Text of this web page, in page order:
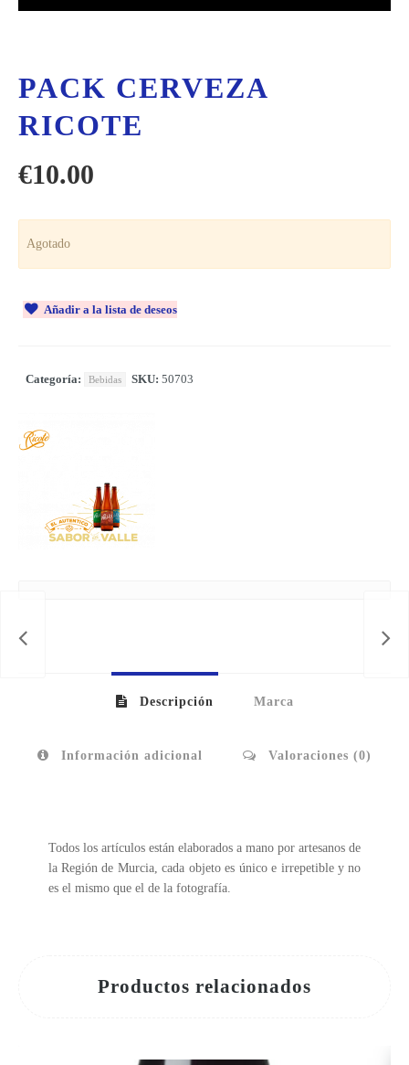
PACK CERVEZA
RICOTE
€10.00
Agotado
Añadir a la lista de deseos
Categoría: Bebidas SKU: 50703
Descripción Marca
Información adicional Valoraciones (0)
Todos los artículos están elaborados a mano por artesanos de
la Región de Murcia, cada objeto es único e irrepetible y no
es el mismo que el de la fotografía.
Productos relacionados